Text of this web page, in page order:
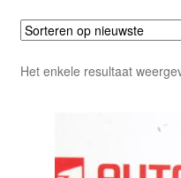
Het enkele resultaat